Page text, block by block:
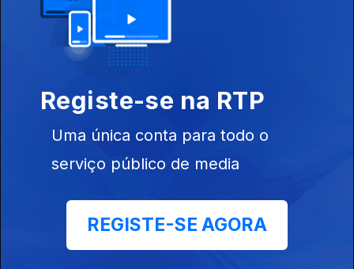
Apresentação |
Registe-se na RTP
Uma única conta para todo o
serviço público de media
REGISTE-SE AGORA